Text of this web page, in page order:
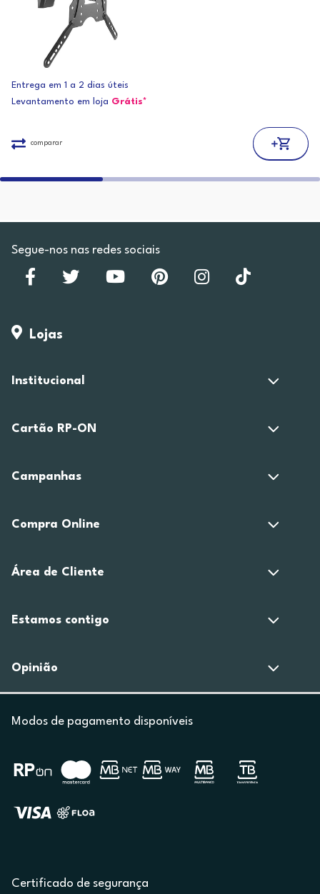
Entrega em 1 a 2 dias úteis
Levantamento em loja Grátis*
comparar
Segue-nos nas redes sociais
Lojas
Institucional
Cartão RP-ON
Campanhas
Compra Online
Área de Cliente
Estamos contigo
Opinião
Modos de pagamento disponíveis
Certificado de segurança